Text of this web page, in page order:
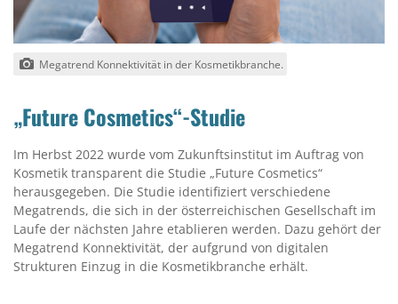
Megatrend Konnektivität in der Kosmetikbranche.
„Future Cosmetics“-Studie
Im Herbst 2022 wurde vom Zukunftsinstitut im Auftrag von
Kosmetik transparent die Studie „Future Cosmetics“
herausgegeben. Die Studie identifiziert verschiedene
Megatrends, die sich in der österreichischen Gesellschaft im
Laufe der nächsten Jahre etablieren werden. Dazu gehört der
Megatrend Konnektivität, der aufgrund von digitalen
Strukturen Einzug in die Kosmetikbranche erhält.